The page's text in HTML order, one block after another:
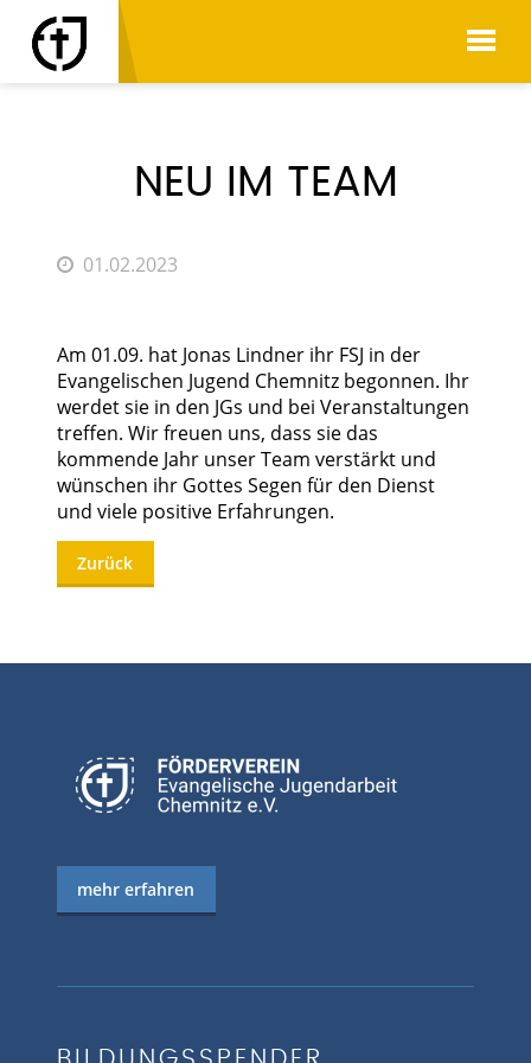
AKTUELLES
NEU IM TEAM
01.02.2023
Am 01.09. hat Jonas Lindner ihr FSJ in der
Evangelischen Jugend Chemnitz begonnen. Ihr
werdet sie in den JGs und bei Veranstaltungen
treffen. Wir freuen uns, dass sie das
kommende Jahr unser Team verstärkt und
wünschen ihr Gottes Segen für den Dienst
und viele positive Erfahrungen.
Zurück
mehr erfahren